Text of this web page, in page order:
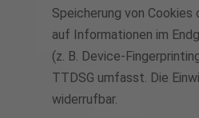
Speicherung von
auf Informationen im
(z. B. Device-
TTDSG umfasst. Die
widerrufbar.